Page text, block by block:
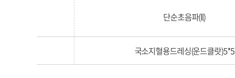
단순초음파(ll)
국소지혈용드레싱(운드클랏)5*5